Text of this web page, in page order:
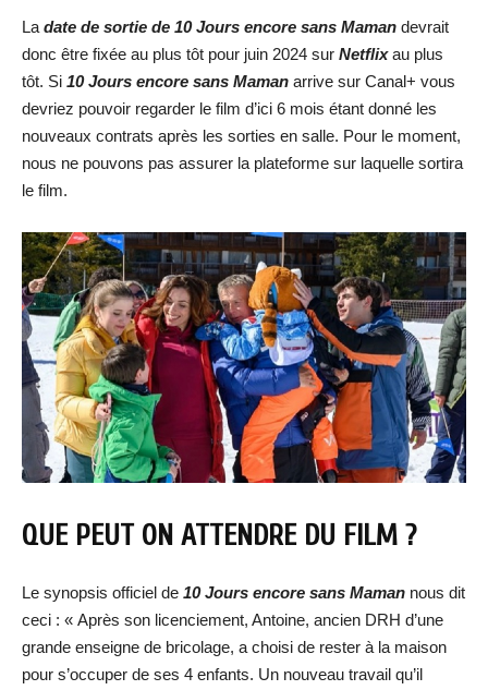
La date de sortie de 10 Jours encore sans Maman devrait
donc être fixée au plus tôt pour juin 2024 sur Netflixau plus
tôt. Si 10 Jours encore sans Maman arrive sur Canal+ vous
devriez pouvoir regarder le film d’ici 6 mois étant donné les
nouveaux contrats après les sorties en salle. Pour le moment,
nous ne pouvons pas assurer la plateforme sur laquelle sortira
le film.
QUE PEUT ON ATTENDRE DU FILM ?
Le synopsis officiel de 10 Jours encore sans Maman nous dit
ceci : « Après son licenciement, Antoine, ancien DRH d’une
grande enseigne de bricolage, a choisi de rester à la maison
pour s’occuper de ses 4 enfants. Un nouveau travail qu’il